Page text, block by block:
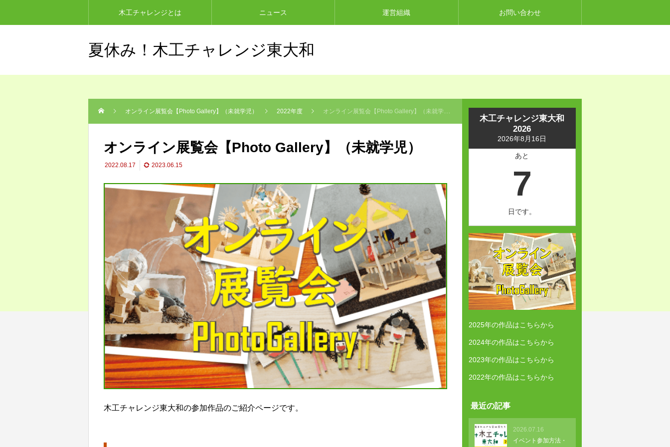
木工チャレンジとは ニュース 運営組織 お問い合わせ
夏休み！木工チャレンジ東大和
オンライン展覧会【Photo Gallery】（未就学児） 2022年度 オンライン展覧会【Photo Gallery】（未就学児）
オンライン展覧会【Photo Gallery】（未就学児）
2022.08.17 2023.06.15
木工チャレンジ東大和の参加作品のご紹介ページです。
木工チャレンジ東大和
2026
2026年8月16日
あと
7
日です。
2025年の作品はこちらから
2024年の作品はこちらから
2023年の作品はこちらから
2022年の作品はこちらから
最近の記事
2026.07.16
イベント参加方法・